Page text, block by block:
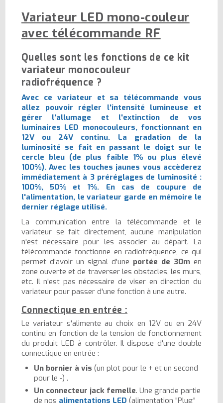
Variateur LED mono-couleur
avec télécommande RF
Quelles sont les fonctions de ce kit
variateur monocouleur
radiofréquence ?
Avec ce variateur et sa télécommande vous
allez pouvoir régler l'intensité lumineuse et
gérer l'allumage et l'extinction de vos
luminaires LED monocouleurs, fonctionnant en
12V ou 24V continu. La gradation de la
luminosité se fait en passant le doigt sur le
cercle bleu (de plus faible 1% ou plus élevé
100%). Avec les touches jaunes vous accèderez
immédiatement à 3 préréglages de luminosité :
100%, 50% et 1%. En cas de coupure de
l'alimentation, le variateur garde en mémoire le
dernier réglage utilisé.
La communication entre la télécommande et le
variateur se fait directement, aucune manipulation
n'est nécessaire pour les associer au départ. La
télécommande fonctionne en radiofréquence, ce qui
permet d'avoir un signal d'une portée de 30m en
zone ouverte et de traverser les obstacles, les murs,
etc. Il n'est pas nécessaire de viser en direction du
variateur pour passer d'une fonction à une autre.
Connectique en entrée :
Le variateur s'alimente au choix en 12V ou en 24V
continu en fonction de la tension de fonctionnement
du produit LED à contrôler. Il dispose d'une double
connectique en entrée :
Un bornier à vis (un plot pour le + et un second
pour le -) .
Un connecteur jack femelle. Une grande partie
de nos alimentations LED (alimentation "Plug"